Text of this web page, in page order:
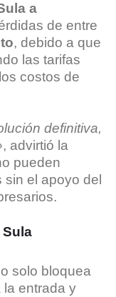
a
de entre
, debido a que
las tarifas
costos de
definitiva,
, advirtió la
pueden
el apoyo del
solo bloquea
la entrada y